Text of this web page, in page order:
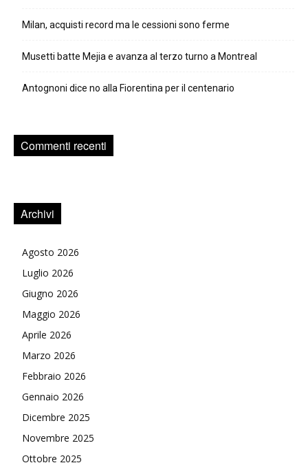
Milan, acquisti record ma le cessioni sono ferme
Musetti batte Mejia e avanza al terzo turno a Montreal
Antognoni dice no alla Fiorentina per il centenario
Commenti recenti
Archivi
Agosto 2026
Luglio 2026
Giugno 2026
Maggio 2026
Aprile 2026
Marzo 2026
Febbraio 2026
Gennaio 2026
Dicembre 2025
Novembre 2025
Ottobre 2025